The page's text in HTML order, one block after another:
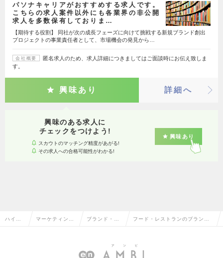
パソナキャリアがおすすめする求人です。
こちらの求人案件以外にも各業界の非公開
求人を多数保有しておりま…
【期待する役割】 同社が次の成長フェーズに向けて挑戦する新規ブランド創出
プロジェクトの事業責任者として、市場機会の発見から…
会社概要
匿名求人のため、求人詳細につきましてはご面談時にお伝え致しま
す。
興味あり 詳細へ
興味のある求人に
チェックをつけよう!
スカウトのマッチング精度があがる!
その求人への合格可能性がわかる!
興味あり
ハイク マーケティン ブランド・プ
ージャー
フード・レストランのブラン
転職・求人情報一覧